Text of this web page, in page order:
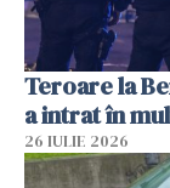
Teroare la
a intrat în
26 IULIE 2026